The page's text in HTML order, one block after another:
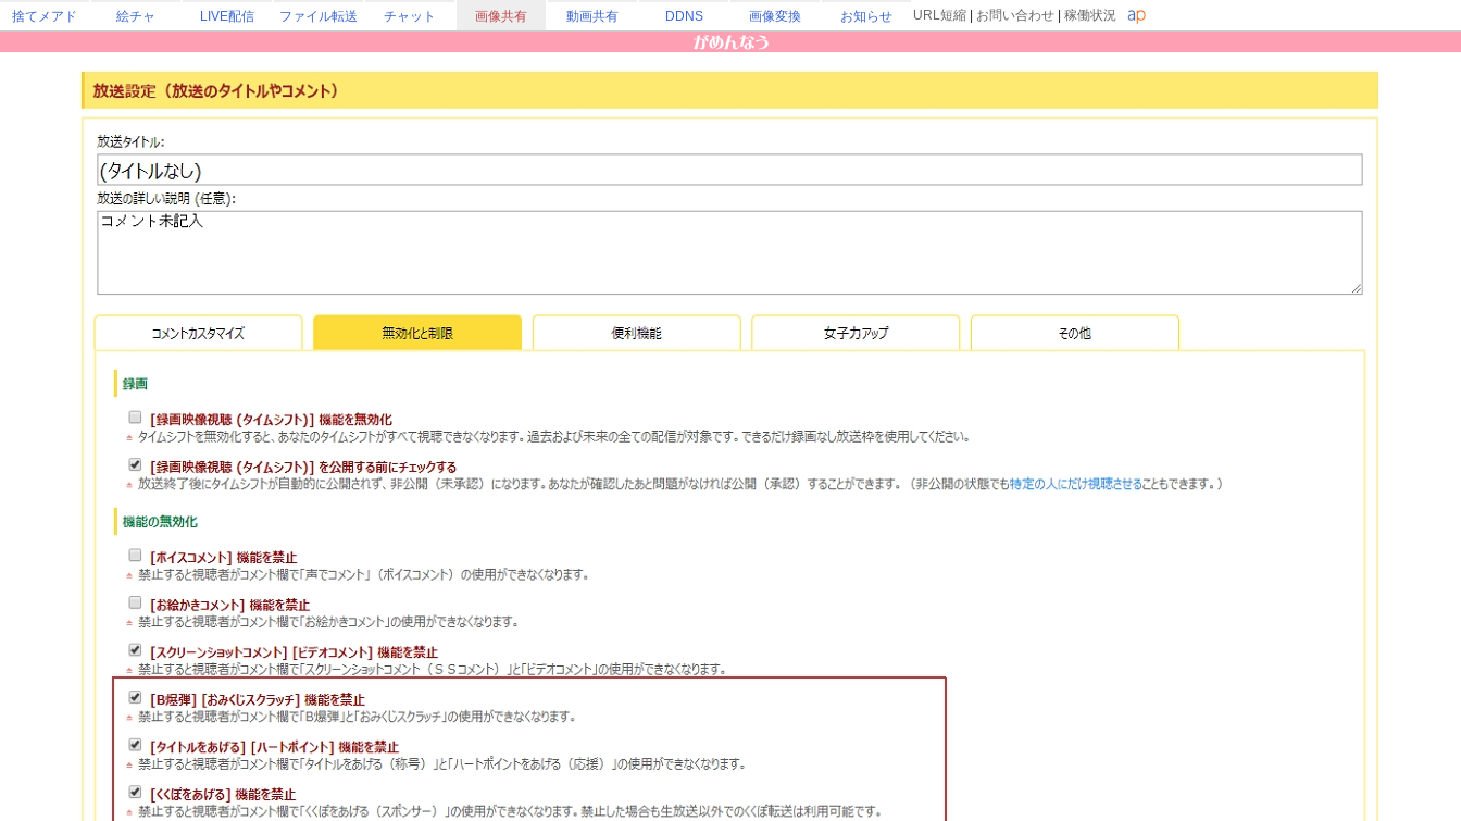
捨てメアド 絵チャ LIVE配信 ファイル転送 チャット 画像共有 動画共有 DDNS 画像変換 お知らせ URL短縮 お問い合わせ 稼働状況